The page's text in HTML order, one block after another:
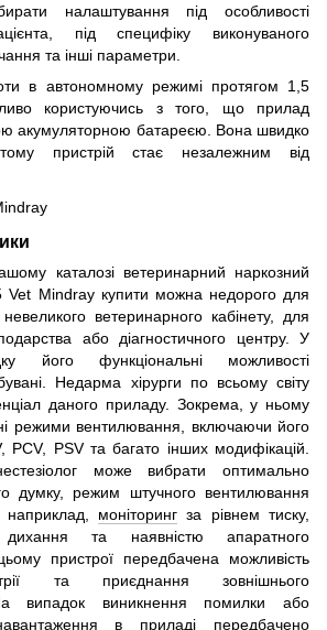
налаштування під особливості
під специфіку виконуваного
та інші параметри.
в автономному режимі протягом 1,5
користуючись з того, що прилад
акумуляторною батареєю. Вона швидко
пристрій стає незалежним від
каталозі ветеринарний наркозний
Vet Mindray купити можна недорого для
невеликого ветеринарного кабінету, для
або діагностичного центру. У
його функціональні можливості
Недарма хірурги по всьому світу
даного приладу. Зокрема, у ньому
режими вентилювання, включаючи його
PCV, PSV та багато інших модифікацій.
може вибрати оптимально
думку, режим штучного вентилювання
моніторинг за рівнем тиску,
дихання та наявністю апаратного
пристрої передбачена можливість
та приєднання зовнішнього
На випадок виникнення помилки або
в приладі передбачено